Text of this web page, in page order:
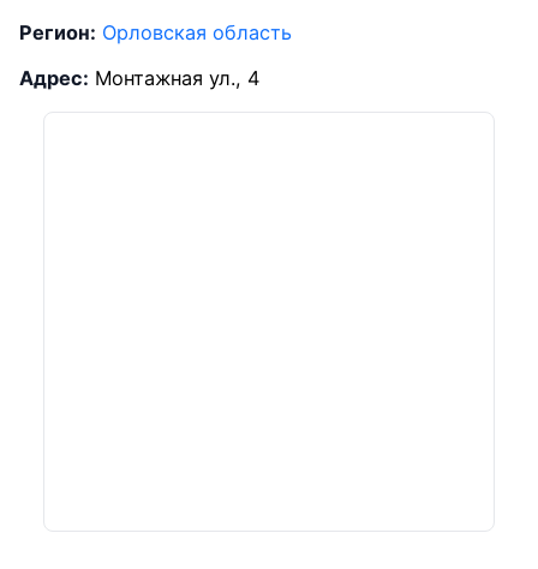
Регион: Орловская область
Адрес: Монтажная ул., 4